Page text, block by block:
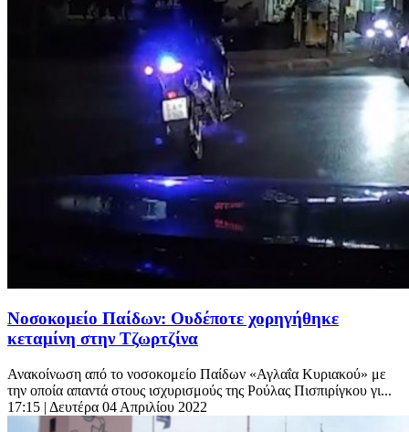
Νοσοκομείο Παίδων: Ουδέποτε χορηγήθηκε
κεταμίνη στην Τζωρτζίνα
Ανακοίνωση από το νοσοκομείο Παίδων «Αγλαΐα Κυριακού» με
την οποία απαντά στους ισχυρισμούς της Ρούλας Πισπιρίγκου γι...
17:15 | Δευτέρα 04 Απριλίου 2022